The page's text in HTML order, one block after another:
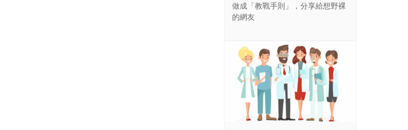
做成「教戰手則」，分享給想野裸
的網友